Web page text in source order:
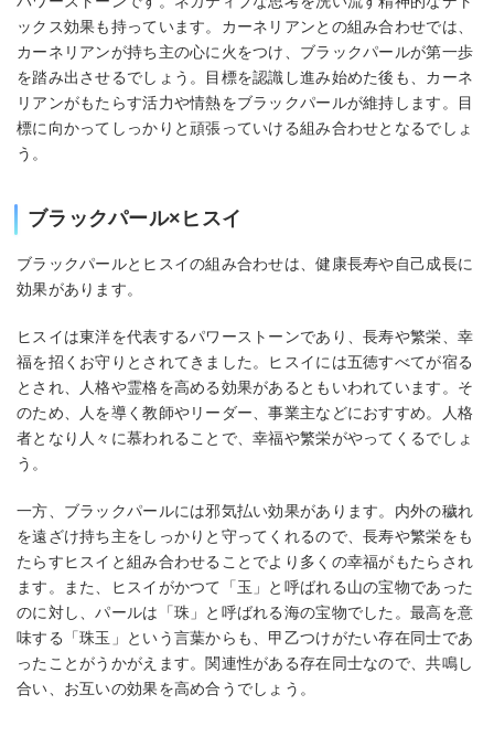
ックス効果も持っています。カーネリアンとの組み合わせでは、
カーネリアンが持ち主の心に火をつけ、ブラックパールが第一歩
を踏み出させるでしょう。目標を認識し進み始めた後も、カーネ
リアンがもたらす活力や情熱をブラックパールが維持します。目
標に向かってしっかりと頑張っていける組み合わせとなるでしょ
う。
ブラックパール×ヒスイ
ブラックパールとヒスイの組み合わせは、健康長寿や自己成長に
効果があります。
ヒスイは東洋を代表するパワーストーンであり、長寿や繁栄、幸
福を招くお守りとされてきました。ヒスイには五徳すべてが宿る
とされ、人格や霊格を高める効果があるともいわれています。そ
のため、人を導く教師やリーダー、事業主などにおすすめ。人格
者となり人々に慕われることで、幸福や繁栄がやってくるでしょ
う。
一方、ブラックパールには邪気払い効果があります。内外の穢れ
を遠ざけ持ち主をしっかりと守ってくれるので、長寿や繁栄をも
たらすヒスイと組み合わせることでより多くの幸福がもたらされ
ます。また、ヒスイがかつて「玉」と呼ばれる山の宝物であった
のに対し、パールは「珠」と呼ばれる海の宝物でした。最高を意
味する「珠玉」という言葉からも、甲乙つけがたい存在同士であ
ったことがうかがえます。関連性がある存在同士なので、共鳴し
合い、お互いの効果を高め合うでしょう。